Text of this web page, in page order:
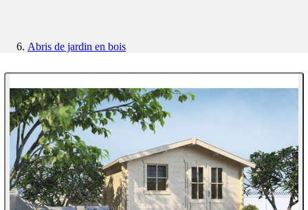
Abris de jardin en bois